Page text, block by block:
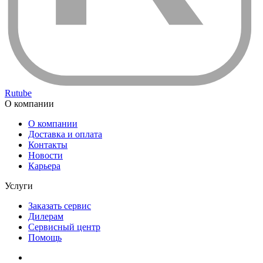
Rutube
О компании
О компании
Доставка и оплата
Контакты
Новости
Карьера
Услуги
Заказать сервис
Дилерам
Сервисный центр
Помощь